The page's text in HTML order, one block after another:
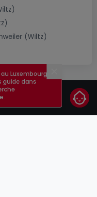
(Wiltz)
Luxembourg !
guide dans